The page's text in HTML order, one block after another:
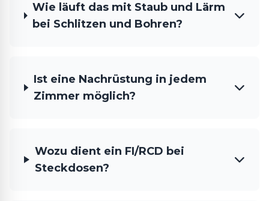
Wie läuft das mit Staub und Lärm
bei Schlitzen und Bohren?
Ist eine Nachrüstung in jedem
Zimmer möglich?
Wozu dient ein FI/RCD bei
Steckdosen?